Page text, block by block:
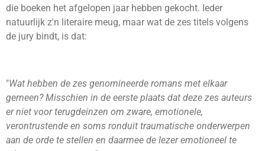
die boeken het afgelopen jaar hebben gekocht. Ieder
natuurlijk z'n literaire meug, maar wat de zes titels volgens
de jury bindt, is dat:
"Wat hebben de zes genomineerde romans met elkaar
gemeen? Misschien in de eerste plaats dat deze zes auteurs
er niet voor terugdeinzen om zware, emotionele,
verontrustende en soms ronduit traumatische onderwerpen
aan de orde te stellen en daarmee de lezer emotioneel te